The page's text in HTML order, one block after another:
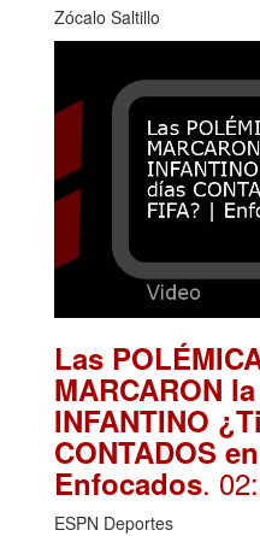
Zócalo Saltillo
Las
MARCARON
INFANTINO
CONTADOS
Enfocados.
ESPN Deportes